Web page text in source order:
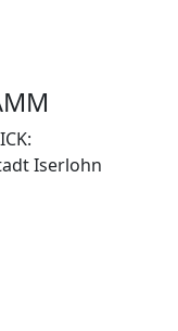
Iserlohn